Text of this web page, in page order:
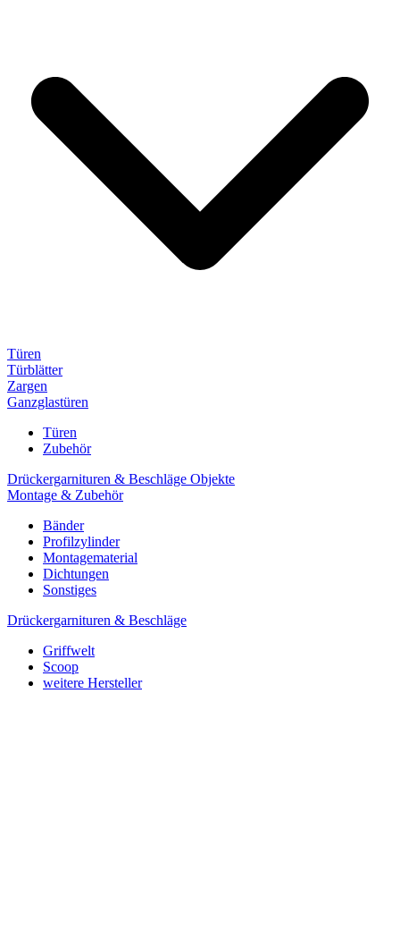
Türen
Türblätter
Zargen
Ganzglastüren
Türen
Zubehör
Drückergarnituren & Beschläge Objekte
Montage & Zubehör
Bänder
Profilzylinder
Montagematerial
Dichtungen
Sonstiges
Drückergarnituren & Beschläge
Griffwelt
Scoop
weitere Hersteller